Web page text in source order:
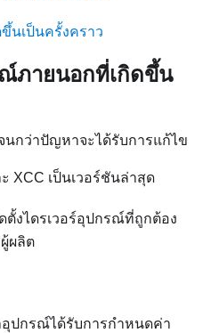
นเป็นครั้งคราว
ภายนอกที่เกิดขึ้น
กว่าปัญหาจะได้รับการแก้ไข
XCC เป็นเวอร์ชันล่าสุด
ตั้งไดรเวอร์อุปกรณ์ที่ถูกต้อง
ผลิต
อุปกรณ์ได้รับการกำหนดค่า